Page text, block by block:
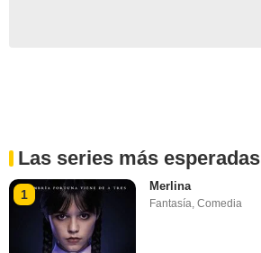
Las series más esperadas
1
Merlina
Fantasía ,Comedia